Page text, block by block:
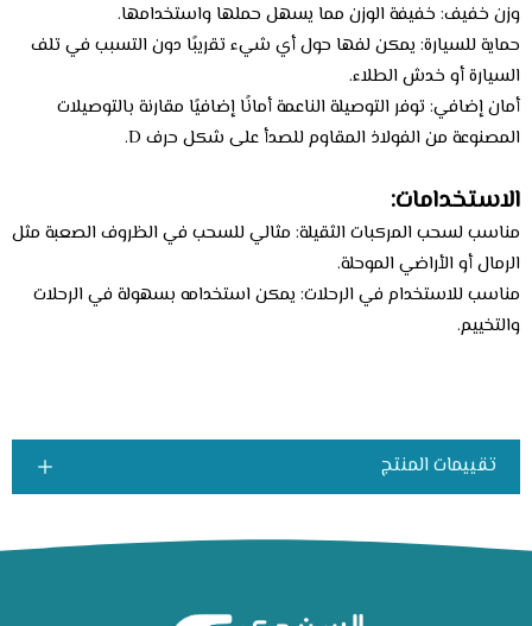
وزن خفيف: خفيفة الوزن مما يسهل حملها واستخدامها.
حماية للسيارة: يمكن لفها حول أي شيء تقريبًا دون التسبب في تلف
السيارة أو خدش الطلاء.
أمان إضافي: توفر التوصيلة الناعمة أمانًا إضافيًا مقارنة بالتوصيلات
المصنوعة من الفولاذ المقاوم للصدأ على شكل حرف D.
الاستخدامات:
مناسب لسحب المركبات الثقيلة: مثالي للسحب في الظروف الصعبة مثل
الرمال أو الأراضي الموحلة.
مناسب للاستخدام في الرحلات: يمكن استخدامه بسهولة في الرحلات
والتخييم.
تقييمات المنتج